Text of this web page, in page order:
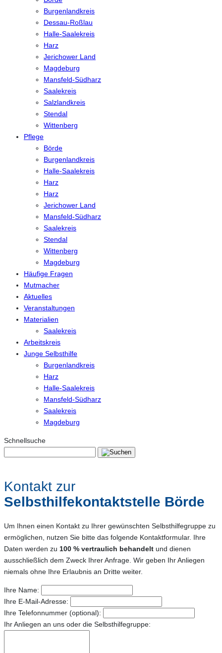
Burgenlandkreis
Dessau-Roßlau
Halle-Saalekreis
Harz
Jerichower Land
Magdeburg
Mansfeld-Südharz
Saalekreis
Salzlandkreis
Stendal
Wittenberg
Pflege
Börde
Burgenlandkreis
Halle-Saalekreis
Harz
Harz
Jerichower Land
Mansfeld-Südharz
Saalekreis
Stendal
Wittenberg
Magdeburg
Häufige Fragen
Mutmacher
Aktuelles
Veranstaltungen
Materialien
Saalekreis
Arbeitskreis
Junge Selbsthilfe
Burgenlandkreis
Harz
Halle-Saalekreis
Mansfeld-Südharz
Saalekreis
Magdeburg
Schnellsuche
Kontakt zur
Selbsthilfekontaktstelle Börde
Um Ihnen einen Kontakt zu Ihrer gewünschten Selbsthilfegruppe zu
ermöglichen, nutzen Sie bitte das folgende Kontaktformular. Ihre
Daten werden zu 100 % vertraulich behandelt und dienen
ausschließlich dem Zweck Ihrer Anfrage. Wir geben Ihr Anliegen
niemals ohne Ihre Erlaubnis an Dritte weiter.
Ihre Name:
Ihre E-Mail-Adresse:
Ihre Telefonnummer (optional):
Ihr Anliegen an uns oder die Selbsthilfegruppe: